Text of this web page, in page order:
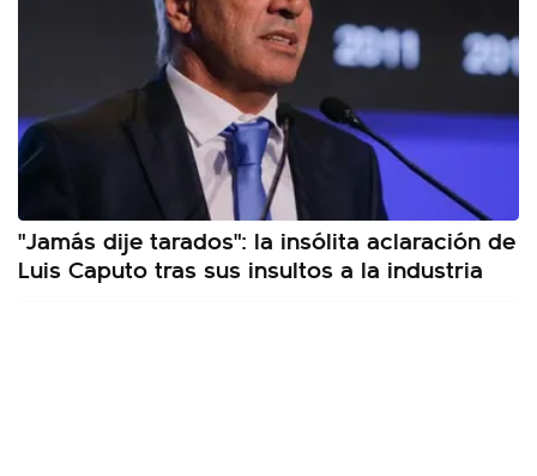
"Jamás dije tarados": la insólita aclaración de
Luis Caputo tras sus insultos a la industria